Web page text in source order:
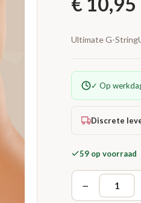
Ultimate G-
✓ Op
Discrete
59 op voorraad
−